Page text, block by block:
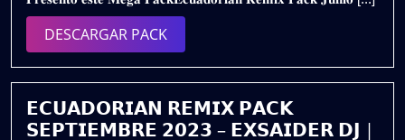
2024
𝗝𝗨𝗡𝗜𝗢
𝗗𝗝
(𝗨𝗿𝗯𝗮𝗻𝗼
&
DESCARGAR PACKDESCARGAR
PACK
𝗘𝗖𝗨𝗔𝗗𝗢𝗥𝗜𝗔𝗡 𝗥𝗘𝗠𝗜𝗫 𝗣𝗔𝗖𝗞
𝗦𝗘𝗣𝗧𝗜𝗘𝗠𝗕𝗥𝗘 𝟮𝟬𝟮𝟯 – 𝗘𝗫𝗦𝗔𝗜𝗗𝗘𝗥 𝗗𝗝 |